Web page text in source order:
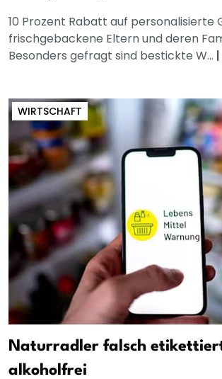
10 Prozent Rabatt auf personalisierte
frischgebackene Eltern und deren
Besonders gefragt sind bestickte W... |
WIRTSCHAFT
Naturradler falsch
alkoholfrei